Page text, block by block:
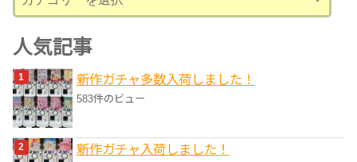
テ
ゴ
リ
ー
人気記事
新作ガチャ多数入荷しました！
583件のビュー
新作ガチャ入荷しました！